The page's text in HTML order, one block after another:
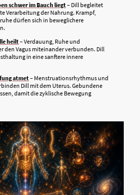
schwer im Bauch liegt– Dill begleitet
Verarbeitung der Nahrung. Krampf,
dürfen sich in beweglichere
heilt– Verdauung, Ruhe und
den Vagus miteinander verbunden. Dill
in eine sanftere innere
atmet– Menstruationsrhythmus und
Dill mit dem Uterus. Gebundene
damit die zyklische Bewegung